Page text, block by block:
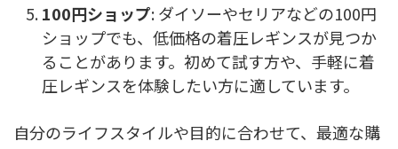
100円ショップ: ダイソーやセリアなどの100円
ショップでも、低価格の着圧レギンスが見つか
ることがあります。初めて試す方や、手軽に着
圧レギンスを体験したい方に適しています。
自分のライフスタイルや目的に合わせて、最適な購